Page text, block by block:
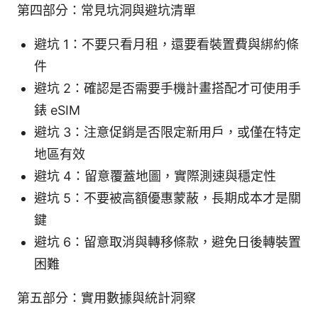
第四部分：常見坑洞與避坑清單
避坑 1：不要只看月租，還要看裝置費與綁約條
件
避坑 2：確認是否需要手機計畫搭配才可使用手
錶 eSIM
避坑 3：注意促銷是否限定新用戶，或僅在特定
地區有效
避坑 4：留意覆蓋地圖，實際測速與穩定性
避坑 5：不要被高額優惠蒙蔽，長期成本才是關
鍵
避坑 6：留意取消與轉移條款，避免日後轉裝置
困難
第五部分：實用數據與統計洞察